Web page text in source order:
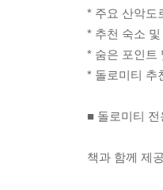
* 주요 산악도
* 추천 숙소
* 숨은 포인트
* 돌로미티 추
■ 돌로미티
책과 함께 제